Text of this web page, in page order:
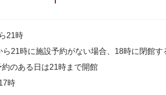
21時
予約がない場合、18時に閉館する
は21時まで開館
時